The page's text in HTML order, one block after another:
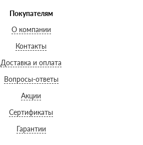
Покупателям
О компании
Контакты
Доставка и оплата
Вопросы-ответы
Акции
Сертификаты
Гарантии